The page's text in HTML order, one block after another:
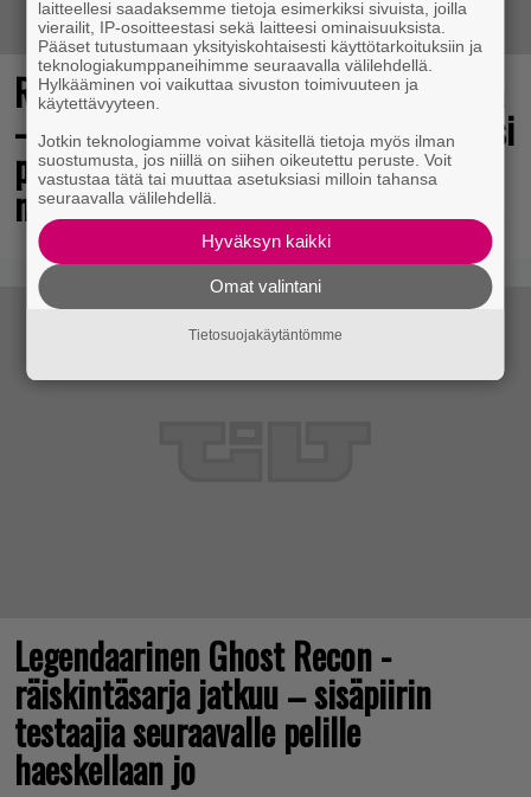
Rakastettu pelisarja täyttää 25 vuotta
– vuonna 2012 julkaistu osa ilmaiseksi
pc:lle, muita osia voi testailla
maksutta
Legendaarinen Ghost Recon -
räiskintäsarja jatkuu – sisäpiirin
testaajia seuraavalle pelille
haeskellaan jo
laitteellesi saadaksemme tietoja esimerkiksi sivuista, joilla
vierailit, IP-osoitteestasi sekä laitteesi ominaisuuksista.
Pääset tutustumaan yksityiskohtaisesti käyttötarkoituksiin ja
teknologiakumppaneihimme seuraavalla välilehdellä.
Hylkääminen voi vaikuttaa sivuston toimivuuteen ja
käytettävyyteen.
Jotkin teknologiamme voivat käsitellä tietoja myös ilman
suostumusta, jos niillä on siihen oikeutettu peruste. Voit
vastustaa tätä tai muuttaa asetuksiasi milloin tahansa
seuraavalla välilehdellä.
Hyväksyn kaikki
Omat valintani
Tietosuojakäytäntömme